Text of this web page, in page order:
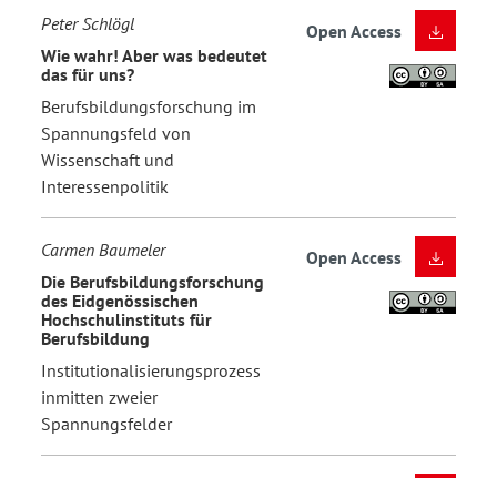
Peter Schlögl
Wie wahr! Aber was bedeutet
das für uns?
Berufsbildungsforschung im
Spannungsfeld von
Wissenschaft und
Interessenpolitik
Open Access
Carmen Baumeler
Die Berufsbildungsforschung
des Eidgenössischen
Hochschulinstituts für
Berufsbildung
Institutionalisierungsprozess
inmitten zweier
Spannungsfelder
Open Access